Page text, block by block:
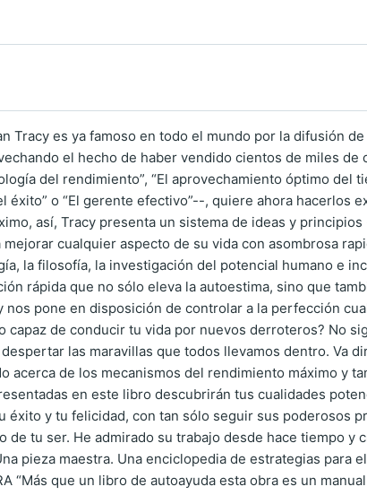
Tracy es ya famoso en todo el mundo por la difusión
el hecho de haber vendido cientos de miles de
del rendimiento”, “El aprovechamiento óptimo del
éxito” o “El gerente efectivo”--, quiere ahora hacerlos
así, Tracy presenta un sistema de ideas y
cualquier aspecto de su vida con asombrosa
la filosofía, la investigación del potencial humano e
rápida que no sólo eleva la autoestima, sino que
pone en disposición de controlar a la perfección
capaz de conducir tu vida por nuevos derroteros? No
las maravillas que todos llevamos dentro. Va
acerca de los mecanismos del rendimiento máximo y
en este libro descubrirán tus cualidades
éxito y tu felicidad, con tan sólo seguir sus poderosos
de tu ser. He admirado su trabajo desde hace tiempo y
pieza maestra. Una enciclopedia de estrategias para
“Más que un libro de autoayuda esta obra es un